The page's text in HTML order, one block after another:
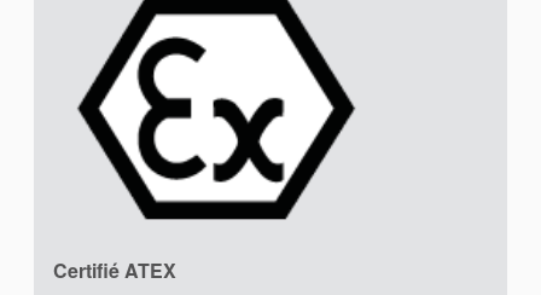
Académie
Brochures produits
Vidéo
Certifié ATEX